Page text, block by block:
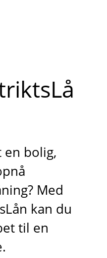
en bolig,
Med
kan du
til en